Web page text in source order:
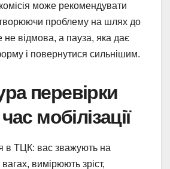
може рекомендувати
проблему на шлях до
не відмова, а пауза, яка дає
і повернутися сильнішим.
перевірки
мобілізації
в ТЦК: вас зважують на
вимірюють зріст,